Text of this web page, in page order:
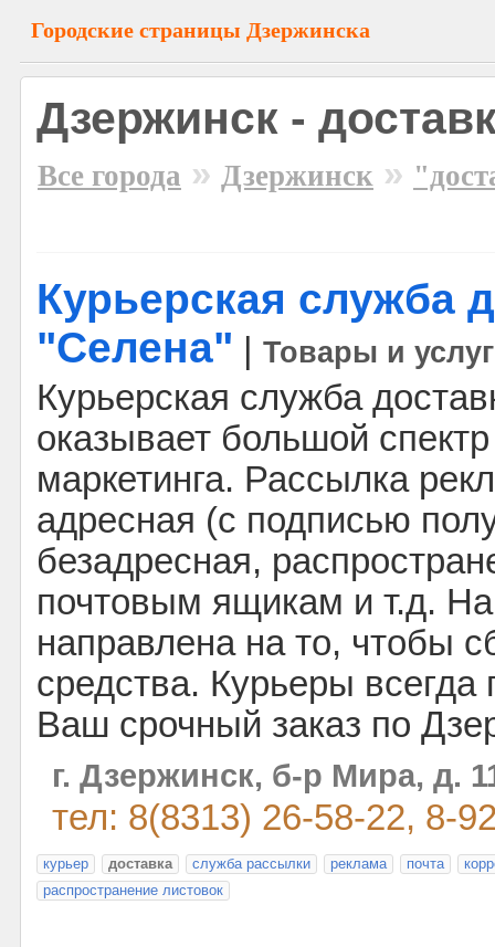
Городские страницы Дзержинска
Дзержинск -
Все города » Дзержинск »
Курьерская служба
"Селена"
Товары и
Курьерская служба
оказывает большой
маркетинга. Рассылка
адресная (с подписью
безадресная,
почтовым ящикам и т.д.
направлена на то, чтобы
средства. Курьеры всегда
Ваш срочный заказ по
г. Дзержинск, б-р Мира, д.
тел: 8(8313) 26-58-22, 8-
курьер доставка служба рассылки реклама почта
распространение листовок